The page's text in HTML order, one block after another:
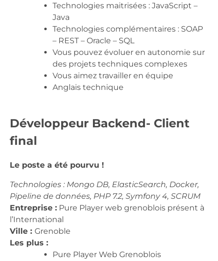
Technologies maitrisées : JavaScript –
Java
Technologies complémentaires : SOAP
– REST – Oracle – SQL
Vous pouvez évoluer en autonomie sur
des projets techniques complexes
Vous aimez travailler en équipe
Anglais technique
Développeur Backend- Client
final
Le poste a été pourvu !
Technologies : Mongo DB, ElasticSearch, Docker,
Pipeline de données, PHP 7.2, Symfony 4, SCRUM
Entreprise : Pure Player web grenoblois présent à
l’International
Ville : Grenoble
Les plus :
Pure Player Web Grenoblois